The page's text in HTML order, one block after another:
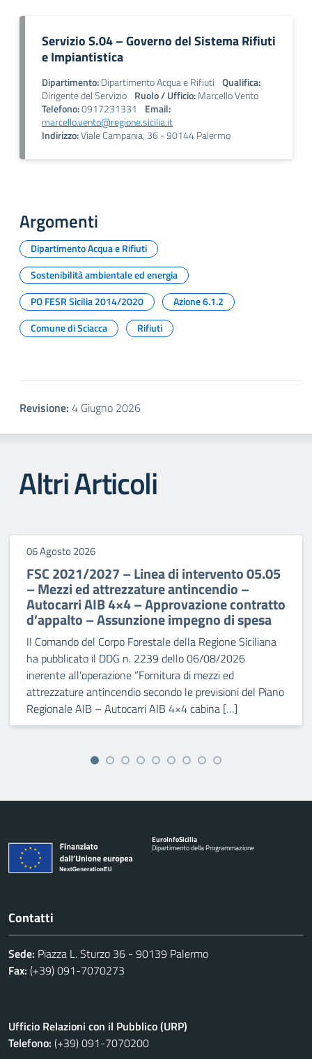
Servizio S.04 – Governo del Sistema Rifiuti
e Impiantistica
Dipartimento:Dipartimento Acqua e Rifiuti Qualifica:
Dirigente del Servizio Ruolo / Ufficio:Marcello Vento
Telefono:0917231331
Email:
marcello.vento@regione.sicilia.it
Indirizzo:Viale Campania, 36 - 90144 Palermo
Argomenti
Dipartimento Acqua e Rifiuti
Sostenibilità ambientale ed energia
PO FESR Sicilia 2014/2020
Azione 6.1.2
Comune di Sciacca
Rifiuti
Revisione: 4 Giugno 2026
Altri Articoli
06 Agosto 2026
FSC 2021/2027 – Linea di intervento 05.05
– Mezzi ed attrezzature antincendio –
Autocarri AIB 4×4 – Approvazione contratto
d’appalto – Assunzione impegno di spesa
Il Comando del Corpo Forestale della Regione Siciliana
ha pubblicato il DDG n. 2239 dello 06/08/2026
inerente all’operazione “Fornitura di mezzi ed
attrezzature antincendio secondo le previsioni del Piano
Regionale AIB – Autocarri AIB 4×4 cabina […]
EuroInfoSicilia
Dipartimento della Programmazione
Contatti
Sede: Piazza L. Sturzo 36 - 90139 Palermo
Fax: (+39) 091-7070273
Ufficio Relazioni con il Pubblico (URP)
Telefono: (+39) 091-7070200